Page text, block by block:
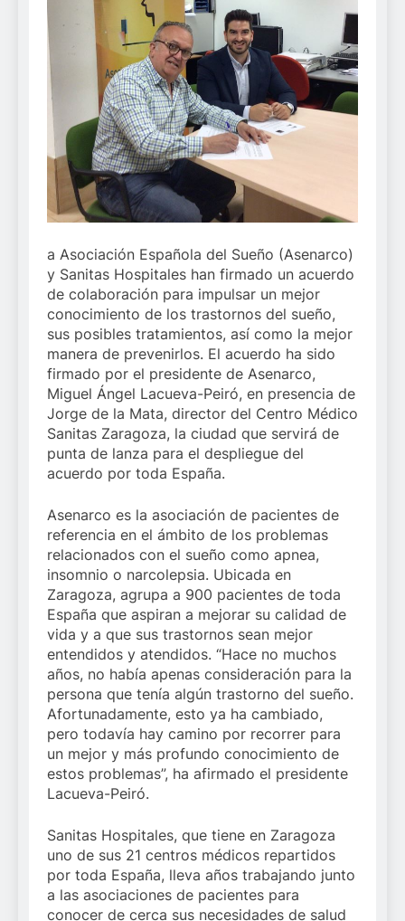
a Asociación Española del Sueño (Asenarco)
y Sanitas Hospitales han firmado un acuerdo
de colaboración para impulsar un mejor
conocimiento de los trastornos del sueño,
sus posibles tratamientos, así como la mejor
manera de prevenirlos. El acuerdo ha sido
firmado por el presidente de Asenarco,
Miguel Ángel Lacueva-Peiró, en presencia de
Jorge de la Mata, director del Centro Médico
Sanitas Zaragoza, la ciudad que servirá de
punta de lanza para el despliegue del
acuerdo por toda España.
Asenarco es la asociación de pacientes de
referencia en el ámbito de los problemas
relacionados con el sueño como apnea,
insomnio o narcolepsia. Ubicada en
Zaragoza, agrupa a 900 pacientes de toda
España que aspiran a mejorar su calidad de
vida y a que sus trastornos sean mejor
entendidos y atendidos. “Hace no muchos
años, no había apenas consideración para la
persona que tenía algún trastorno del sueño.
Afortunadamente, esto ya ha cambiado,
pero todavía hay camino por recorrer para
un mejor y más profundo conocimiento de
estos problemas”, ha afirmado el presidente
Lacueva-Peiró.
Sanitas Hospitales, que tiene en Zaragoza
uno de sus 21 centros médicos repartidos
por toda España, lleva años trabajando junto
a las asociaciones de pacientes para
conocer de cerca sus necesidades de salud